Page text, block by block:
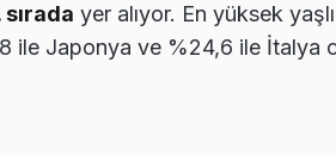
yer alıyor. En yüksek
ile Japonya ve %24,6 ile İtalya